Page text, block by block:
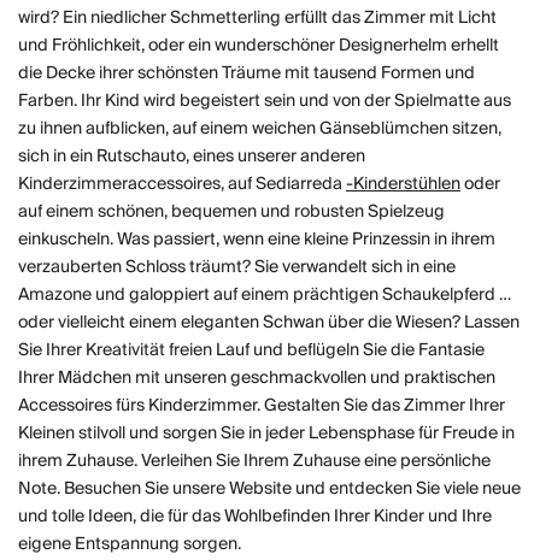
wird? Ein niedlicher Schmetterling erfüllt das Zimmer mit Licht
und Fröhlichkeit, oder ein wunderschöner Designerhelm erhellt
die Decke ihrer schönsten Träume mit tausend Formen und
Farben. Ihr Kind wird begeistert sein und von der Spielmatte aus
zu ihnen aufblicken, auf einem weichen Gänseblümchen sitzen,
sich in ein Rutschauto, eines unserer anderen
Kinderzimmeraccessoires, auf Sediarreda-Kinderstühlenoder
auf einem schönen, bequemen und robusten Spielzeug
einkuscheln. Was passiert, wenn eine kleine Prinzessin in ihrem
verzauberten Schloss träumt? Sie verwandelt sich in eine
Amazone und galoppiert auf einem prächtigen Schaukelpferd …
oder vielleicht einem eleganten Schwan über die Wiesen? Lassen
Sie Ihrer Kreativität freien Lauf und beflügeln Sie die Fantasie
Ihrer Mädchen mit unseren geschmackvollen und praktischen
Accessoires fürs Kinderzimmer. Gestalten Sie das Zimmer Ihrer
Kleinen stilvoll und sorgen Sie in jeder Lebensphase für Freude in
ihrem Zuhause. Verleihen Sie Ihrem Zuhause eine persönliche
Note. Besuchen Sie unsere Website und entdecken Sie viele neue
und tolle Ideen, die für das Wohlbefinden Ihrer Kinder und Ihre
eigene Entspannung sorgen.